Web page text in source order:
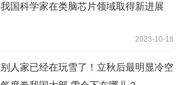
我国科学家在类脑芯片领域取得新进展
2023-10-18
别人家已经在玩雪了！立秋后最明显冷空